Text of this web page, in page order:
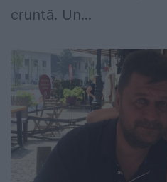
cruntă. Un...